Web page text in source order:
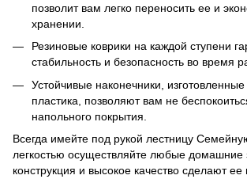
позволит вам легко переносить ее и
хранении.
Резиновые коврики на каждой ступени
стабильность и безопасность во время
Устойчивые наконечники, изготовленные
пластика, позволяют вам не
напольного покрытия.
Всегда имейте под рукой лестницу
легкостью осуществляйте любые домашние
конструкция и высокое качество сделают